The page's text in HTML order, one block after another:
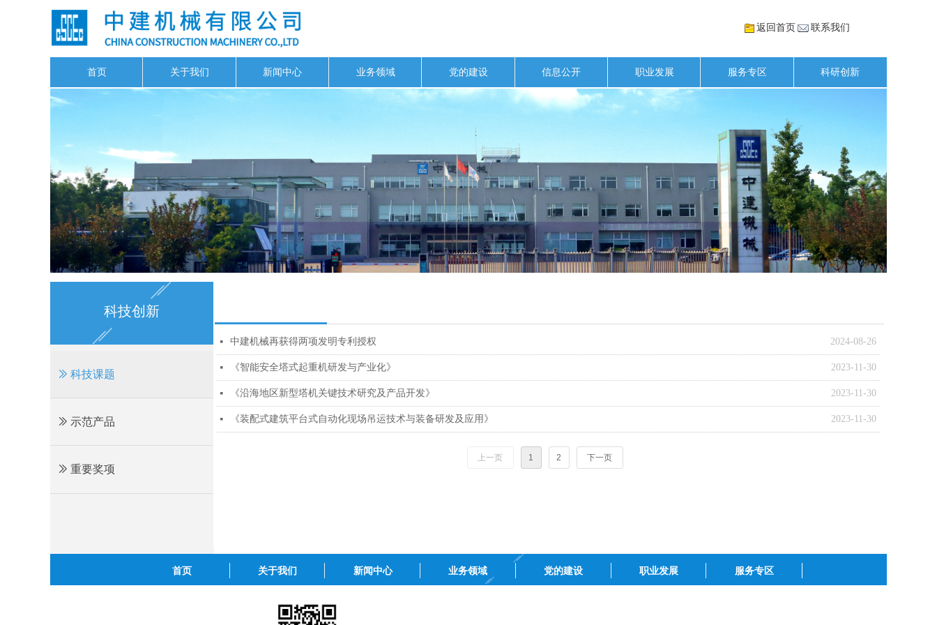
返回首页 联系我们
首页 关于我们 新闻中心 业务领域 党的建设 信息公开 职业发展 服务专区 科研创新
2024-08-26
넷 中建机械再获得两项发明专利授权
2023-11-30
넷 《智能安全塔式起重机研发与产业化》
2023-11-30
넷 《沿海地区新型塔机关键技术研究及产品开发》
2023-11-30
넷 《装配式建筑平台式自动化现场吊运技术与装备研发及应用》
上一页 1 2 下一页
科技创新
ꅀ 科技课题
ꅀ 示范产品
ꅀ 重要奖项
首页 关于我们 新闻中心 业务领域 党的建设 职业发展 服务专区